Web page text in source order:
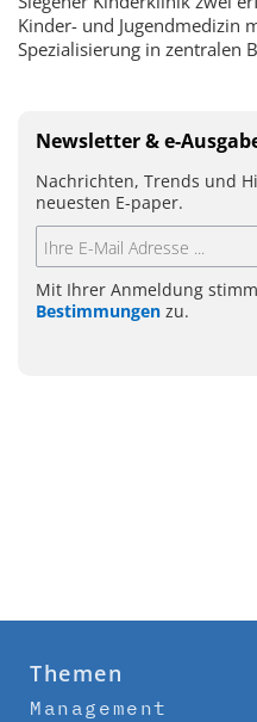
Kinder- und Jugendmedizin
Spezialisierung in zentralen
Newsletter & e-
Nachrichten, Trends und
neuesten E-paper.
Mit Ihrer Anmeldung
Bestimmungen zu.
Themen
Management